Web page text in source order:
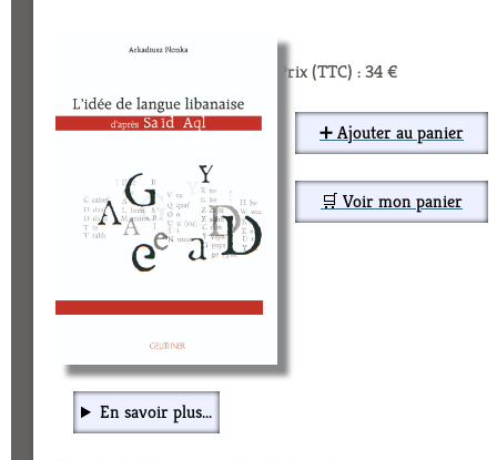
Prix (TTC) : 34 €
➕ Ajouter au panier
🛒 Voir mon panier
En savoir plus...